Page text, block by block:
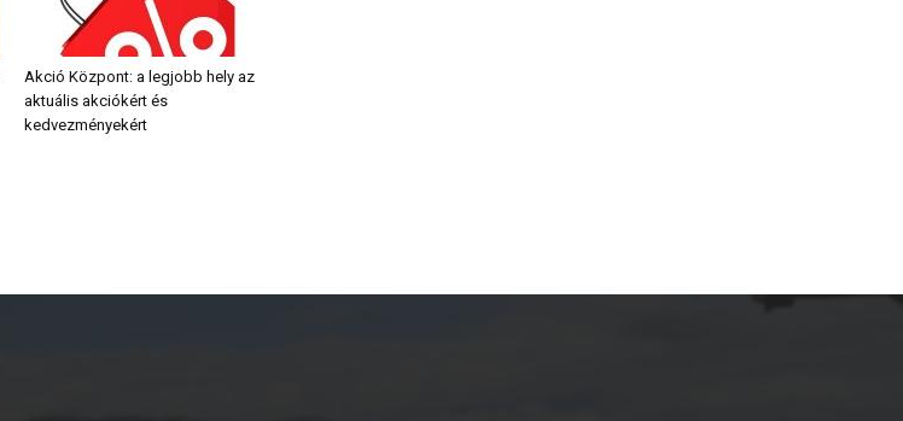
Akció Központ: a legjobb hely az
aktuális akciókért és
kedvezményekért